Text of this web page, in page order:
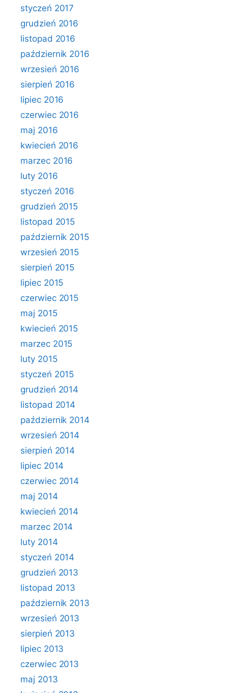
styczeń 2017
grudzień 2016
listopad 2016
październik 2016
wrzesień 2016
sierpień 2016
lipiec 2016
czerwiec 2016
maj 2016
kwiecień 2016
marzec 2016
luty 2016
styczeń 2016
grudzień 2015
listopad 2015
październik 2015
wrzesień 2015
sierpień 2015
lipiec 2015
czerwiec 2015
maj 2015
kwiecień 2015
marzec 2015
luty 2015
styczeń 2015
grudzień 2014
listopad 2014
październik 2014
wrzesień 2014
sierpień 2014
lipiec 2014
czerwiec 2014
maj 2014
kwiecień 2014
marzec 2014
luty 2014
styczeń 2014
grudzień 2013
listopad 2013
październik 2013
wrzesień 2013
sierpień 2013
lipiec 2013
czerwiec 2013
maj 2013